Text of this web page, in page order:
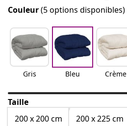
Couleur(5 options disponibles)
Gris Bleu Crème
Taille
200 x 200 cm
200 x 225 cm